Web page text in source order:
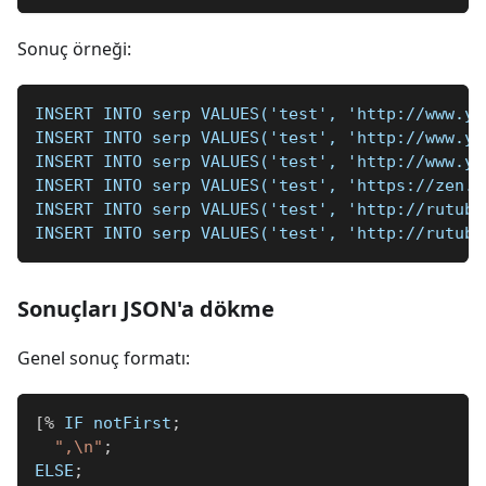
Sonuç örneği:
INSERT INTO serp VALUES('test', 'http://
INSERT INTO serp VALUES('test', 'http://
INSERT INTO serp VALUES('test', 'http://
INSERT INTO serp VALUES('test', 'https://
INSERT INTO serp VALUES('test', 'http://
INSERT INTO serp VALUES('test', 'http://
Sonuçları JSON'a dökme
Genel sonuç formatı:
[% IF notFirst ;
",\n" ;
ELSE ;